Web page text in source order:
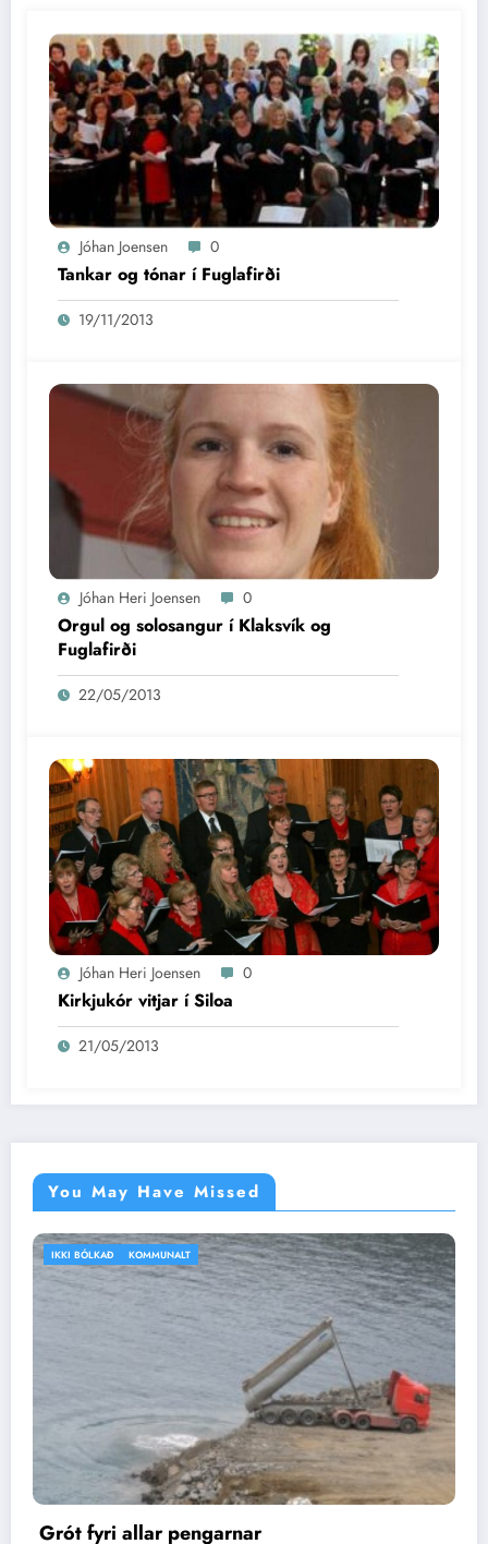
Jóhan Joensen 0
Tankar og tónar í Fuglafirði
19/11/2013
Jóhan Heri Joensen 0
Orgul og solosangur í Klaksvík og
Fuglafirði
22/05/2013
Jóhan Heri Joensen 0
Kirkjukór vitjar í Siloa
21/05/2013
You May Have Missed
IKKI BÓLKAÐ VEÐRIÐ